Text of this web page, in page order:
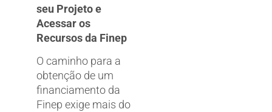
seu Projeto e
Acessar os
Recursos da Finep
O caminho para a
obtenção de um
financiamento da
Finep exige mais do